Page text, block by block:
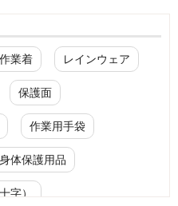
業着 レインウェア
保護面
作業用手袋
身体保護用品
字）